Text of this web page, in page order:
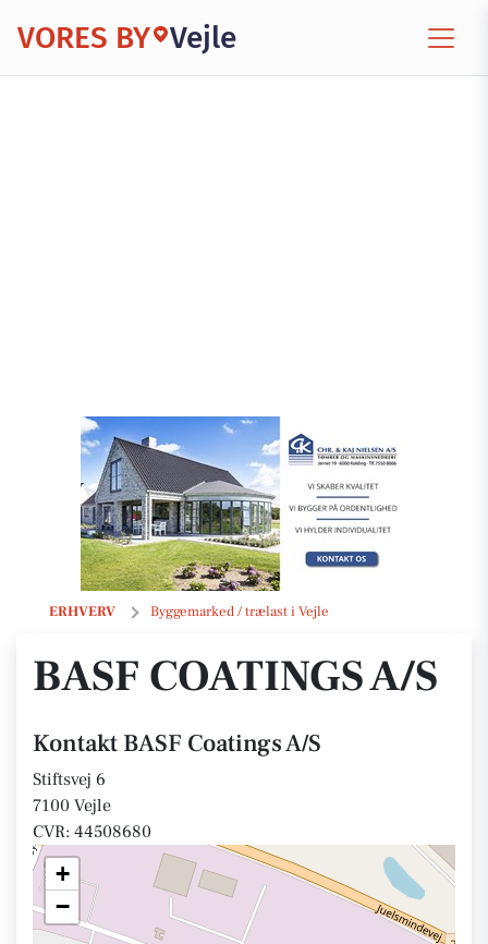
VORES BY Vejle
ERHVERV Byggemarked / trælast i Vejle
BASF Coatings A/S
BASF COATINGS A/S
Kontakt BASF Coatings A/S
Stiftsvej 6
7100 Vejle
CVR: 44508680
+
−